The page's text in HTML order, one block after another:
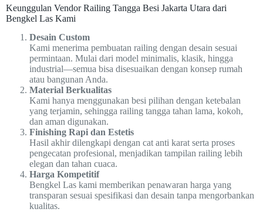
Keunggulan Vendor Railing Tangga Besi Jakarta Utara dari
Bengkel Las Kami
Desain Custom
Kami menerima pembuatan railing dengan desain sesuai
permintaan. Mulai dari model minimalis, klasik, hingga
industrial—semua bisa disesuaikan dengan konsep rumah
atau bangunan Anda.
Material Berkualitas
Kami hanya menggunakan besi pilihan dengan ketebalan
yang terjamin, sehingga railing tangga tahan lama, kokoh,
dan aman digunakan.
Finishing Rapi dan Estetis
Hasil akhir dilengkapi dengan cat anti karat serta proses
pengecatan profesional, menjadikan tampilan railing lebih
elegan dan tahan cuaca.
Harga Kompetitif
Bengkel Las kami memberikan penawaran harga yang
transparan sesuai spesifikasi dan desain tanpa mengorbankan
kualitas.